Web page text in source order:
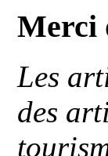
Merci
Les
des